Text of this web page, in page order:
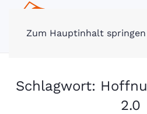
Zum Hauptinhalt springen
Schlagwort:
2.0